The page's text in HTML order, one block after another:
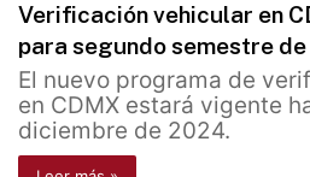
Verificación vehicular en
para segundo semestre
El nuevo programa de
en CDMX estará vigente
diciembre de 2024.